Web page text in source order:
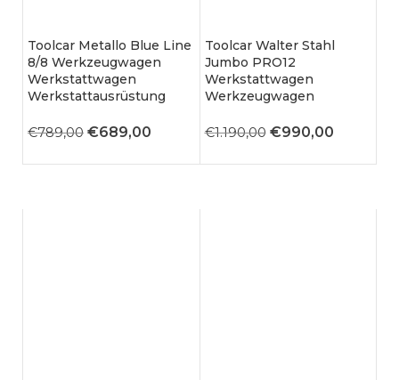
Toolcar Metallo Blue Line
8/8 Werkzeugwagen
Werkstattwagen
Werkstattausrüstung
€789,00 €689,00
Toolcar Walter Stahl
Jumbo PRO12
Werkstattwagen
Werkzeugwagen
€1.190,00 €990,00